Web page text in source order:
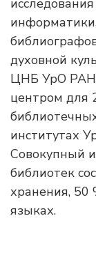
духовной
ЦНБ УрО РАН
центром для
институтах
Совокупный
библиотек
хранения, 50
языках.